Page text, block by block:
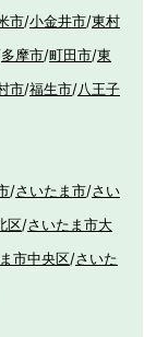
市/小金井市/東村
多摩市/町田市/東
市/福生市/八王子
/さいたま市/さい
区/さいたま市大
市中央区/さいた